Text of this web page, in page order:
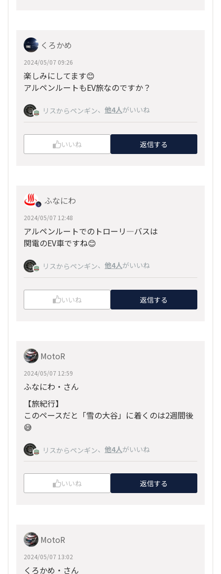
くろかめ
2024/05/07 09:26
楽しみにしてます😊
アルペンルートもEV旅なのですか？
リスからペンギン、 他4人がいいね
いいね 返信する
ふなにわ
2024/05/07 12:48
アルペンルートでのトローリ―バスは
関電のEV車ですね😊
リスからペンギン、 他4人がいいね
いいね 返信する
MotoR
2024/05/07 12:59
ふなにわ・さん
【旅紀行】
このペースだと「雪の大谷」に着くのは2週間後
😅
リスからペンギン、 他4人がいいね
いいね 返信する
MotoR
2024/05/07 13:02
くろかめ・さん